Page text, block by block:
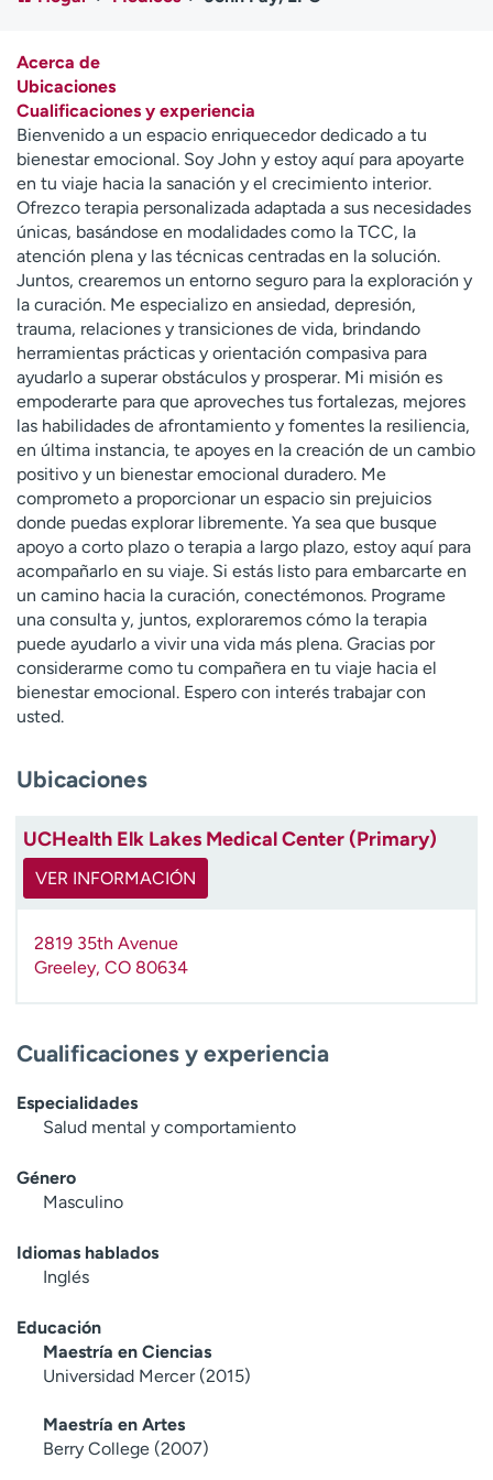
Ready. Set. CO.
Ensayos clínicos
Atención a medios de
comunicación
Contáctenos Noticias e historias
A
y
ú
d
a
m
e
a
e
n
c
o
n
t
r
a
r
Acerca de
Ubicaciones
Cualificaciones y experiencia
Bienvenido a un espacio enriquecedor dedicado a tu
bienestar emocional. Soy John y estoy aquí para apoyarte
en tu viaje hacia la sanación y el crecimiento interior.
Ofrezco terapia personalizada adaptada a sus necesidades
únicas, basándose en modalidades como la TCC, la
atención plena y las técnicas centradas en la solución.
Juntos, crearemos un entorno seguro para la exploración y
la curación. Me especializo en ansiedad, depresión,
trauma, relaciones y transiciones de vida, brindando
herramientas prácticas y orientación compasiva para
ayudarlo a superar obstáculos y prosperar. Mi misión es
empoderarte para que aproveches tus fortalezas, mejores
las habilidades de afrontamiento y fomentes la resiliencia,
en última instancia, te apoyes en la creación de un cambio
positivo y un bienestar emocional duradero. Me
comprometo a proporcionar un espacio sin prejuicios
donde puedas explorar libremente. Ya sea que busque
apoyo a corto plazo o terapia a largo plazo, estoy aquí para
acompañarlo en su viaje. Si estás listo para embarcarte en
un camino hacia la curación, conectémonos. Programe
una consulta y, juntos, exploraremos cómo la terapia
puede ayudarlo a vivir una vida más plena. Gracias por
considerarme como tu compañera en tu viaje hacia el
bienestar emocional. Espero con interés trabajar con
usted.
Ubicaciones
UCHealth Elk Lakes Medical Center (Primary)
VER INFORMACIÓN
2819 35th Avenue
Greeley, CO 80634
Cualificaciones y experiencia
Especialidades
Salud mental y comportamiento
Género
Masculino
Idiomas hablados
Inglés
Educación
Maestría en Ciencias
Universidad Mercer (2015)
Maestría en Artes
Berry College (2007)